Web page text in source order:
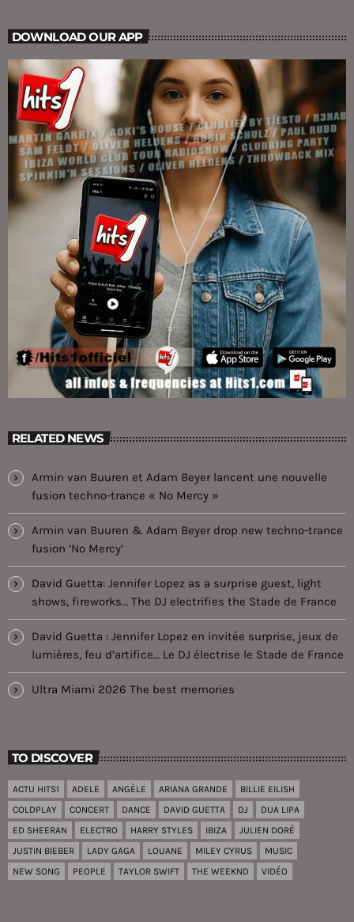
DOWNLOAD OUR APP
RELATED NEWS
Armin van Buuren et Adam Beyer lancent une nouvelle
fusion techno-trance « No Mercy »
Armin van Buuren & Adam Beyer drop new techno-trance
fusion ‘No Mercy’
David Guetta: Jennifer Lopez as a surprise guest, light
shows, fireworks… The DJ electrifies the Stade de France
David Guetta : Jennifer Lopez en invitée surprise, jeux de
lumières, feu d’artifice… Le DJ électrise le Stade de France
Ultra Miami 2026 The best memories
TO DISCOVER
ACTU HITS1 ADELE ANGÈLE ARIANA GRANDE
BILLIE EILISH
COLDPLAY
CONCERT DANCE DAVID GUETTA DJ
DUA LIPA
ED SHEERAN
ELECTRO HARRY STYLES IBIZA
JULIEN DORÉ
JUSTIN BIEBER
LADY GAGA LOUANE MILEY CYRUS
MUSIC
NEW SONG
PEOPLE TAYLOR SWIFT THE WEEKND VIDÉO